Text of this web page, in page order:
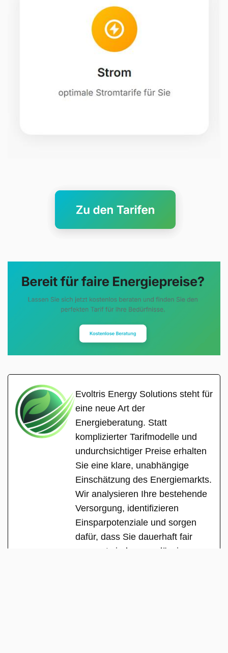
Evoltris Energy Solutions steht für
eine neue Art der
Energieberatung. Statt
komplizierter Tarifmodelle und
undurchsichtiger Preise erhalten
Sie eine klare, unabhängige
Einschätzung des Energiemarkts.
Wir analysieren Ihre bestehende
Versorgung, identifizieren
Einsparpotenziale und sorgen
dafür, dass Sie dauerhaft fair
versorgt sind – zuverlässig,